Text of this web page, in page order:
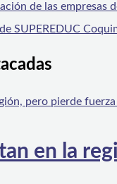
de las empresas
SUPEREDUC
en la